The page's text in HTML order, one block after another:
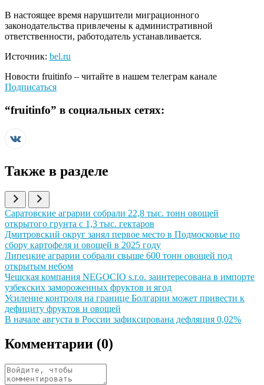
В настоящее время нарушители миграционного
законодательства привлечены к административной
ответственности, работодатель устанавливается.
Источник: bel.ru
Новости fruitinfo – читайте в нашем телеграм канале
Подписаться
“fruitinfo” в социальных сетях:
Также в разделе
Иллюстрация новости
Саратовские аграрии собрали 22,8 тыс. тонн овощей
открытого грунта с 1,3 тыс. гектаров
Иллюстрация новости
Дмитровский округ занял первое место в Подмосковье по
сбору картофеля и овощей в 2025 году
Иллюстрация новости
Липецкие аграрии собрали свыше 600 тонн овощей под
открытым небом
Иллюстрация новости
Чешская компания NEGOCIO s.r.o. заинтересована в импорте
узбекских замороженных фруктов и ягод
Иллюстрация новости
Усиление контроля на границе Болгарии может привести к
дефициту фруктов и овощей
Иллюстрация новости
В начале августа в России зафиксирована дефляция 0,02%
Комментарии (0)